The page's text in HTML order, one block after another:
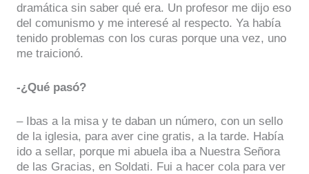
dramática sin saber qué era. Un profesor me dijo eso
del comunismo y me interesé al respecto. Ya había
tenido problemas con los curas porque una vez, uno
me traicionó.
-¿Qué pasó?
– Ibas a la misa y te daban un número, con un sello
de la iglesia, para aver cine gratis, a la tarde. Había
ido a sellar, porque mi abuela iba a Nuestra Señora
de las Gracias, en Soldati. Fui a hacer cola para ver